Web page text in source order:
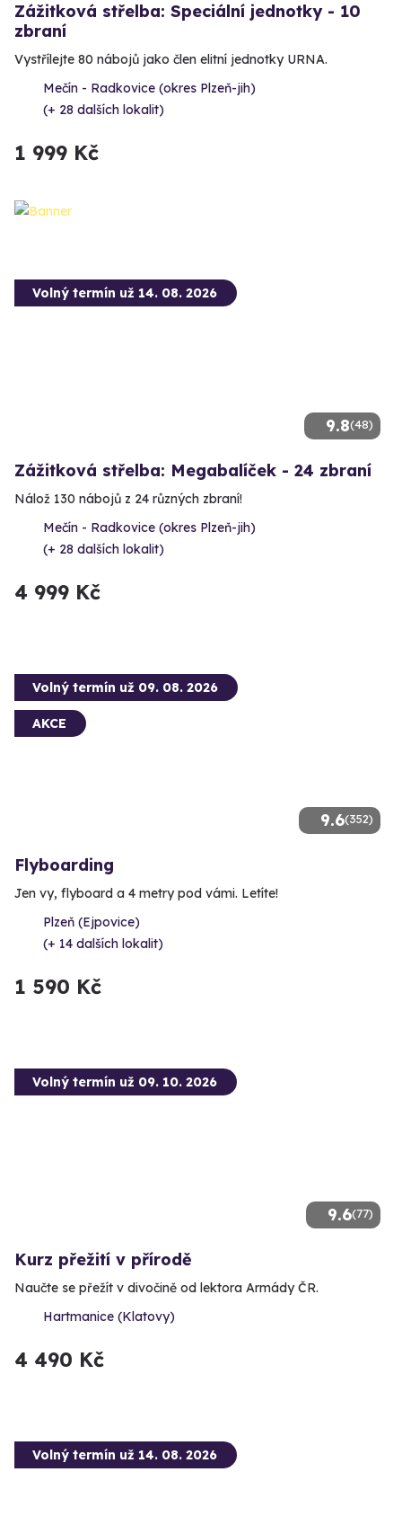
Zážitková střelba: Speciální jednotky - 10
zbraní
Vystřílejte 80 nábojů jako člen elitní jednotky URNA.
Mečín - Radkovice (okres Plzeň-jih)
(+ 28 dalších lokalit)
1 999 Kč
9.8(48)
Volný termín už 14. 08. 2026
Zážitková střelba: Megabalíček - 24 zbraní
Nálož 130 nábojů z 24 různých zbraní!
Mečín - Radkovice (okres Plzeň-jih)
(+ 28 dalších lokalit)
4 999 Kč
9.6(352)
Volný termín už 09. 08. 2026
AKCE
Flyboarding
Jen vy, flyboard a 4 metry pod vámi. Letíte!
Plzeň (Ejpovice)
(+ 14 dalších lokalit)
1 590 Kč
9.6(77)
Volný termín už 09. 10. 2026
Kurz přežití v přírodě
Naučte se přežít v divočině od lektora Armády ČR.
Hartmanice (Klatovy)
4 490 Kč
Volný termín už 14. 08. 2026